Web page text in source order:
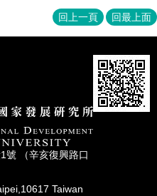
回上一頁 回最上面
號 （辛亥復興路⼝
Taiwan